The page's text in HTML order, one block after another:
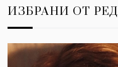
ИЗБРАНИ ОТ